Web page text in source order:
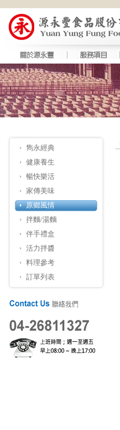
雋永經典
健康養生
暢快樂活
家傳美味
原鄉風情
拌麵/湯麵
伴手禮盒
活力拌醬
料理參考
訂單列表